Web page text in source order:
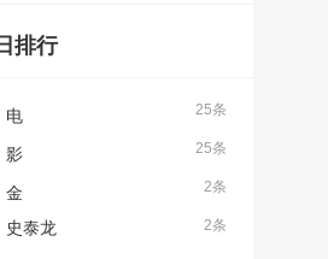
排行
25条
电
25条
影
2条
金
2条
史泰龙